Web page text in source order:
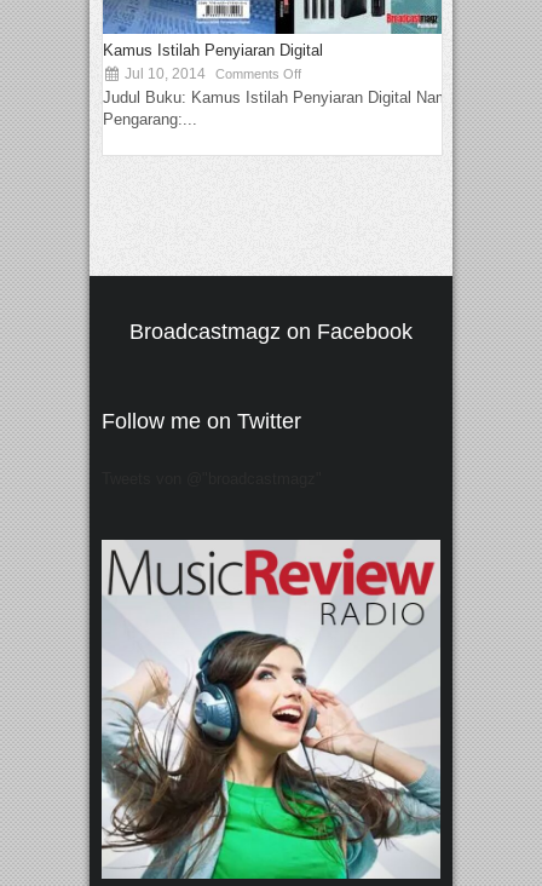
Kamus Istilah Penyiaran Digital
Jul 10, 2014 Comments Off
Judul Buku: Kamus Istilah Penyiaran Digital Nama
Pengarang:...
Broadcastmagz on Facebook
Follow me on Twitter